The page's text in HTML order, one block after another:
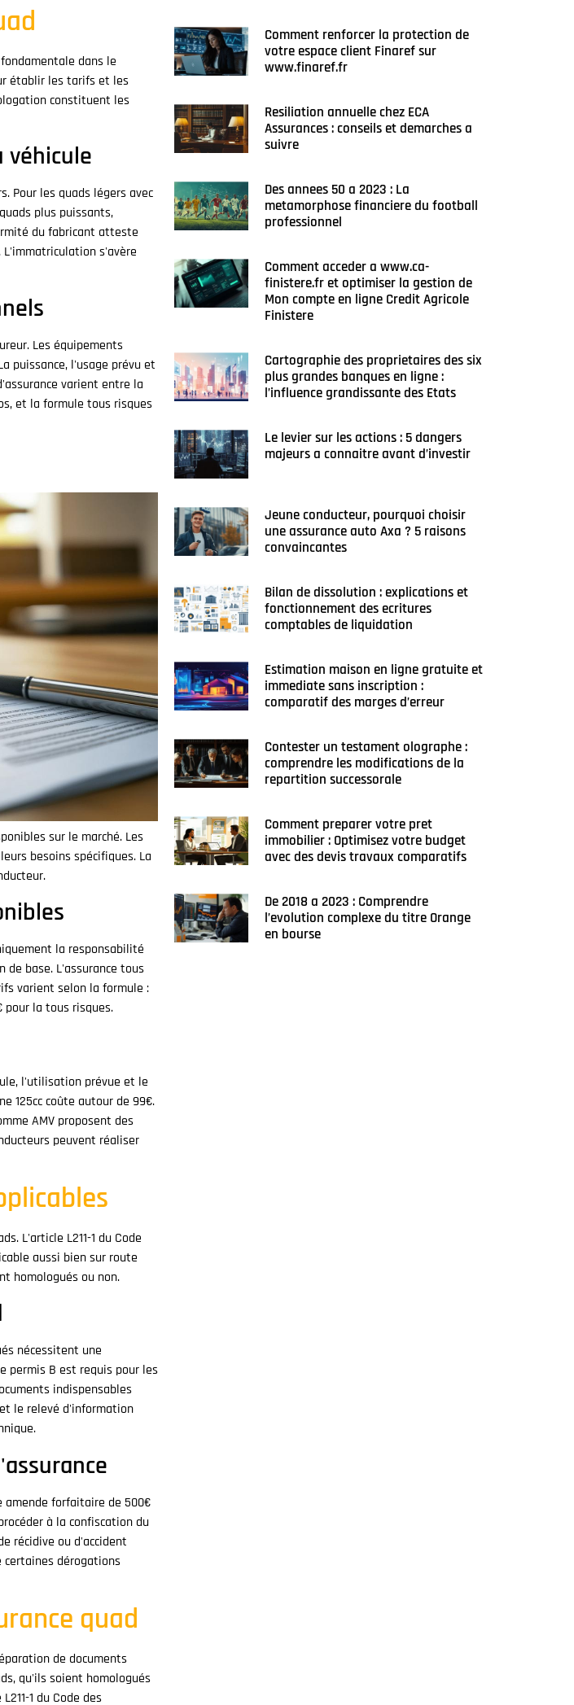
dans le
établir les tarifs et les
constituent les
véhicule
Pour les quads légers avec
plus puissants,
du fabricant atteste
s'avère
Les équipements
puissance, l'usage prévu et
varient entre la
et la formule tous risques
sur le marché. Les
besoins spécifiques. La
la responsabilité
base. L'assurance tous
varient selon la formule :
pour la tous risques.
l'utilisation prévue et le
125cc coûte autour de 99€.
AMV proposent des
peuvent réaliser
L'article L211-1 du Code
aussi bien sur route
homologués ou non.
nécessitent une
permis B est requis pour les
indispensables
le relevé d'information
amende forfaitaire de 500€
à la confiscation du
récidive ou d'accident
certaines dérogations
quad
de documents
qu'ils soient homologués
1 du Code des
Comment renforcer la protection de
votre espace client Finaref sur
www.finaref.fr
Resiliation annuelle chez ECA
Assurances : conseils et demarches a
suivre
Des annees 50 a 2023 : La
metamorphose financiere du football
professionnel
Comment acceder a www.ca-
finistere.fr et optimiser la gestion de
Mon compte en ligne Credit Agricole
Finistere
Cartographie des proprietaires des six
plus grandes banques en ligne :
l’influence grandissante des Etats
Le levier sur les actions : 5 dangers
majeurs a connaitre avant d’investir
Jeune conducteur, pourquoi choisir
une assurance auto Axa ? 5 raisons
convaincantes
Bilan de dissolution : explications et
fonctionnement des ecritures
comptables de liquidation
Estimation maison en ligne gratuite et
immediate sans inscription :
comparatif des marges d’erreur
Contester un testament olographe :
comprendre les modifications de la
repartition successorale
Comment preparer votre pret
immobilier : Optimisez votre budget
avec des devis travaux comparatifs
De 2018 a 2023 : Comprendre
l’evolution complexe du titre Orange
en bourse